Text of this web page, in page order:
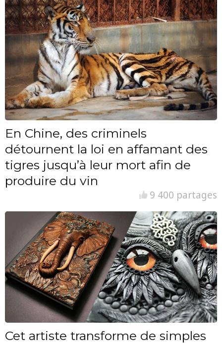
En Chine, des criminels
détournent la loi en affamant des
tigres jusqu’à leur mort afin de
produire du vin
9 400 partages
Cet artiste transforme de simples